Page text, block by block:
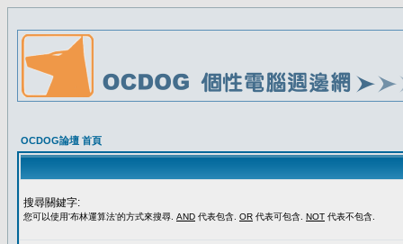
OCDOG論壇 首頁
搜尋關鍵字:
您可以使用'布林運算法'的方式來搜尋. AND 代表包含. OR 代表可包含. NOT 代表不包含.